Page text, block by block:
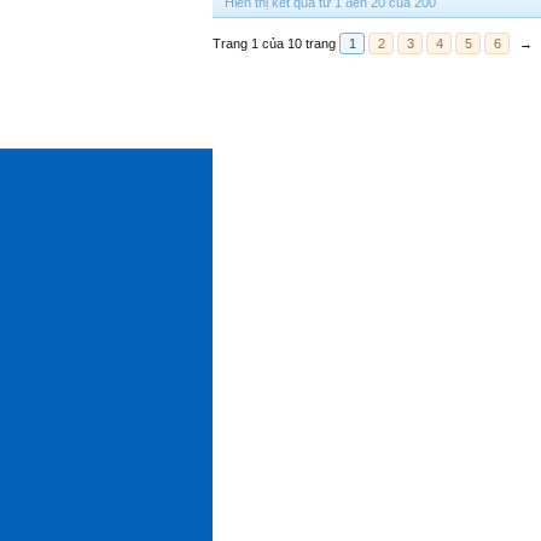
Trang 1 của 10 trang 1 2 3 4 5 6 →